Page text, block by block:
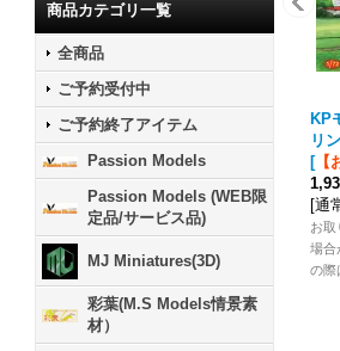
商品カテゴリ一覧
全商品
ご予約受付中
ご予約終了アイテム
Passion Models
Passion Models (WEB限
定品/サービス品)
MJ Miniatures(3D)
彩葉(M.S Models情景素
材）
KP
リ
[【
[通
お取
場合
の際